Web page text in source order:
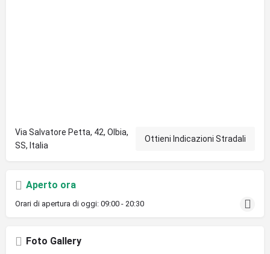
Via Salvatore Petta, 42, Olbia,
SS, Italia
Ottieni Indicazioni Stradali
Aperto ora
Orari di apertura di oggi: 09:00 - 20:30
Foto Gallery